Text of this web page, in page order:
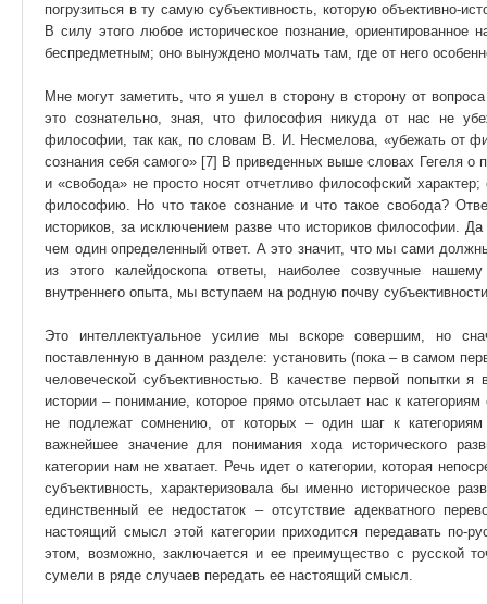
погрузиться в ту самую субъективность, которую объективно-
В силу этого любое историческое познание, ориентированное
беспредметным; оно вынуждено молчать там, где от него
Мне могут заметить, что я ушел в сторону в сторону от
это сознательно, зная, что философия никуда от нас не
философии, так как, по словам В. И. Несмелова, «убежать от
сознания себя самого» [7] В приведенных выше словах Гегеля о
и «свобода» не просто носят отчетливо философский
философию. Но что такое сознание и что такое свобода?
историков, за исключением разве что историков философии.
чем один определенный ответ. А это значит, что мы сами
из этого калейдоскопа ответы, наиболее созвучные
внутреннего опыта, мы вступаем на родную почву
Это интеллектуальное усилие мы вскоре совершим, но
поставленную в данном разделе: установить (пока – в самом
человеческой субъективностью. В качестве первой попытки
истории – понимание, которое прямо отсылает нас к
не подлежат сомнению, от которых – один шаг к
важнейшее значение для понимания хода исторического
категории нам не хватает. Речь идет о категории, которая
субъективность, характеризовала бы именно историческое
единственный ее недостаток – отсутствие адекватного
настоящий смысл этой категории приходится передавать
этом, возможно, заключается и ее преимущество с русской
сумели в ряде случаев передать ее настоящий смысл.